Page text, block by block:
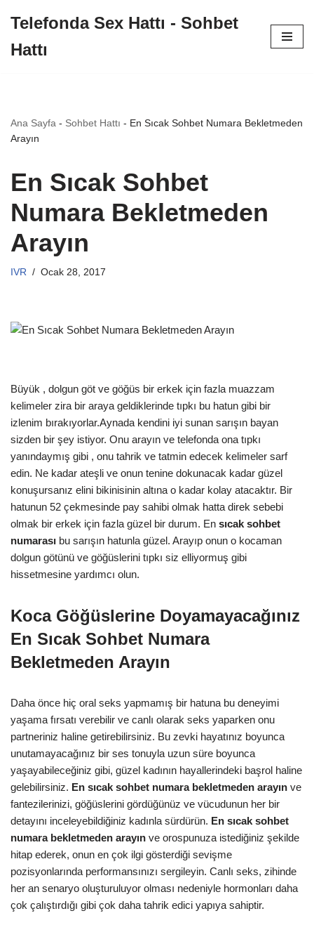
geç
Telefonda Sex Hattı - Sohbet
Hattı
Ana Sayfa - Sohbet Hattı - En Sıcak Sohbet Numara Bekletmeden
Arayın
En Sıcak Sohbet
Numara Bekletmeden
Arayın
IVR Ocak 28, 2017
Büyük , dolgun göt ve göğüs bir erkek için fazla muazzam
kelimeler zira bir araya geldiklerinde tıpkı bu hatun gibi bir
izlenim bırakıyorlar.Aynada kendini iyi sunan sarışın bayan
sizden bir şey istiyor. Onu arayın ve telefonda ona tıpkı
yanındaymış gibi , onu tahrik ve tatmin edecek kelimeler sarf
edin. Ne kadar ateşli ve onun tenine dokunacak kadar güzel
konuşursanız elini bikinisinin altına o kadar kolay atacaktır. Bir
hatunun 52 çekmesinde pay sahibi olmak hatta direk sebebi
olmak bir erkek için fazla güzel bir durum. En sıcak sohbet
numarası bu sarışın hatunla güzel. Arayıp onun o kocaman
dolgun götünü ve göğüslerini tıpkı siz elliyormuş gibi
hissetmesine yardımcı olun.
Koca Göğüslerine Doyamayacağınız
En Sıcak Sohbet Numara
Bekletmeden Arayın
Daha önce hiç oral seks yapmamış bir hatuna bu deneyimi
yaşama fırsatı verebilir ve canlı olarak seks yaparken onu
partneriniz haline getirebilirsiniz. Bu zevki hayatınız boyunca
unutamayacağınız bir ses tonuyla uzun süre boyunca
yaşayabileceğiniz gibi, güzel kadının hayallerindeki başrol haline
gelebilirsiniz. En sıcak sohbet numara bekletmeden arayın ve
fantezilerinizi, göğüslerini gördüğünüz ve vücudunun her bir
detayını inceleyebildiğiniz kadınla sürdürün. En sıcak sohbet
numara bekletmeden arayın ve orospunuza istediğiniz şekilde
hitap ederek, onun en çok ilgi gösterdiği sevişme
pozisyonlarında performansınızı sergileyin. Canlı seks, zihinde
her an senaryo oluşturuluyor olması nedeniyle hormonları daha
çok çalıştırdığı gibi çok daha tahrik edici yapıya sahiptir.